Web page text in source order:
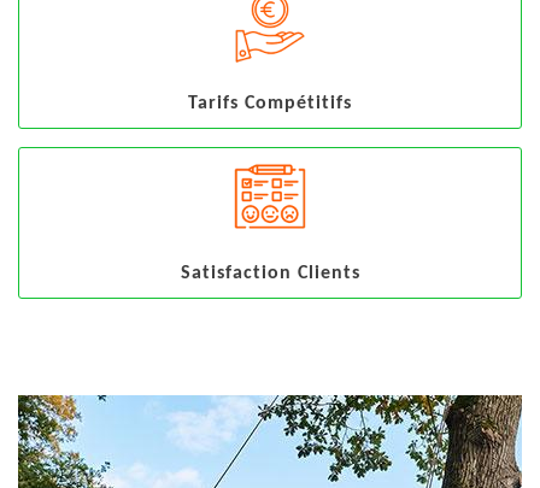
Tarifs Compétitifs
Satisfaction Clients